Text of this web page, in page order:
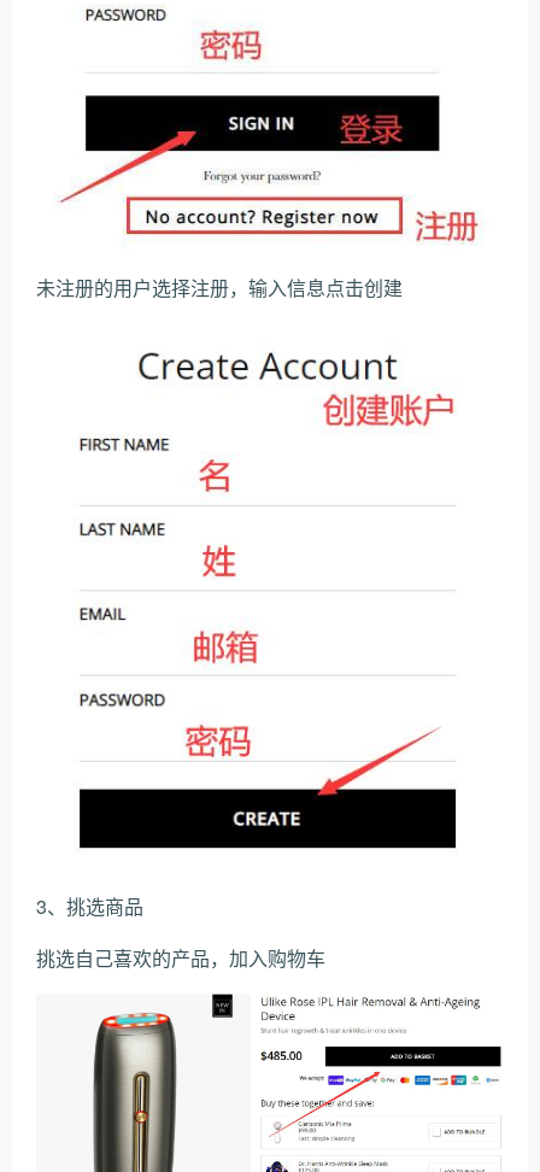
未注册的用户选择注册，输入信息点击创建
3、挑选商品
挑选自己喜欢的产品，加入购物车